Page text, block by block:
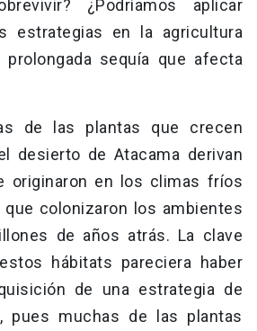
¿Podríamos aplicar
estrategias en la agricultura
sequía que afecta
de las plantas que crecen
desierto de Atacama derivan
originaron en los climas fríos
que colonizaron los ambientes
de años atrás. La clave
hábitats pareciera haber
de una estrategia de
pues muchas de las plantas